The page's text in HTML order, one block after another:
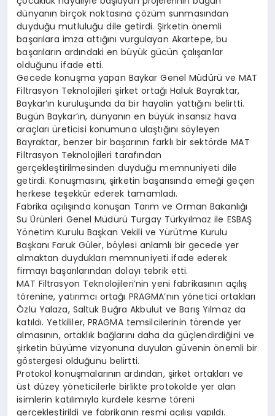
dünyanın birçok noktasına çözüm sunmasından
duyduğu mutluluğu dile getirdi. Şirketin önemli
başarılara imza attığını vurgulayan Akartepe, bu
başarıların ardındaki en büyük gücün çalışanlar
olduğunu ifade etti.
Gecede konuşma yapan Baykar Genel Müdürü ve MAT
Filtrasyon Teknolojileri şirket ortağı Haluk Bayraktar,
Baykar’ın kuruluşunda da bir hayalin yattığını belirtti.
Bugün Baykar’ın, dünyanın en büyük insansız hava
araçları üreticisi konumuna ulaştığını söyleyen
Bayraktar, benzer bir başarının farklı bir sektörde MAT
Filtrasyon Teknolojileri tarafından
gerçekleştirilmesinden duyduğu memnuniyeti dile
getirdi. Konuşmasını, şirketin başarısında emeği geçen
herkese teşekkür ederek tamamladı.
Fabrika açılışında konuşan Tarım ve Orman Bakanlığı
Su Ürünleri Genel Müdürü Turgay Türkyılmaz ile ESBAŞ
Yönetim Kurulu Başkan Vekili ve Yürütme Kurulu
Başkanı Faruk Güler, böylesi anlamlı bir gecede yer
almaktan duydukları memnuniyeti ifade ederek
firmayı başarılarından dolayı tebrik etti.
MAT Filtrasyon Teknolojileri’nin yeni fabrikasının açılış
törenine, yatırımcı ortağı PRAGMA’nın yönetici ortakları
Özlü Yalaza, Saltuk Buğra Akbulut ve Barış Yılmaz da
katıldı. Yetkililer, PRAGMA temsilcilerinin törende yer
almasının, ortaklık bağlarını daha da güçlendirdiğini ve
şirketin büyüme vizyonuna duyulan güvenin önemli bir
göstergesi olduğunu belirtti.
Protokol konuşmalarının ardından, şirket ortakları ve
üst düzey yöneticilerle birlikte protokolde yer alan
isimlerin katılımıyla kurdele kesme töreni
gerçekleştirildi ve fabrikanın resmi açılışı yapıldı.